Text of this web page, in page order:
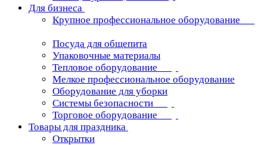
Для бизнеса
Крупное профессиональное оборудование
Посуда для общепита
Упаковочные материалы
Тепловое оборудование
Мелкое профессиональное оборудование
Оборудование для уборки
Системы безопасности
Торговое оборудование
Товары для праздника
Открытки